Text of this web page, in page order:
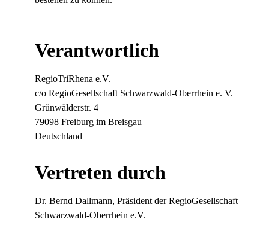
Verantwortlich
RegioTriRhena e.V.
c/o RegioGesellschaft Schwarzwald-Oberrhein e. V.
Grünwälderstr. 4
79098 Freiburg im Breisgau
Deutschland
Vertreten durch
Dr. Bernd Dallmann, Präsident der RegioGesellschaft
Schwarzwald-Oberrhein e.V.